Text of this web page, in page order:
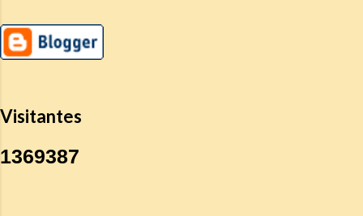
Visitantes
1369387